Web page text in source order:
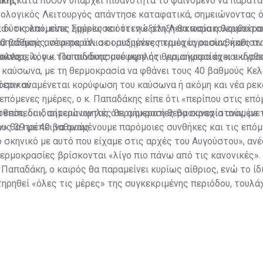
Λειτουργός απάντησε καταφατικά, σημειώνοντας
τις επόμενες ημέρες και ότι η εξέλιξη θα
ανέφερε ότι σε ορισμένες περιοχές οι συνθήκες
λόγω του συνδυασμού υψηλής θερμοκρασίας και
δύσκολα», είπε. Σημείωσε ότι ενώ στη Λευκωσία η
βαθμούς, στα παράλια οι αυξημένες τιμές υγρασίας
ο κ. Παπαδάκης ανέφερε ότι για σήμερα έχει
καύσωνα, με τη θερμοκρασία να φθάνει τους 40 βαθμούς
αναμένεται κορύφωση του καύσωνα ή ακόμη και νέα
ημέρες, ο κ. Παπαδάκης είπε ότι «περίπου στις
επίπεδα», σημειώνοντας ότι σήμερα η θερμοκρασία
39 με 40 βαθμούς.
οι ιδιαίτερα υψηλές θερμοκρασίες θα συνεχιστούν, με
θα πρέπει να αναμένουμε παρόμοιες συνθήκες και τις
σκηνικό με αυτό που είχαμε στις αρχές του Αυγούστου»,
βρίσκονται «λίγο πιο πάνω από τις κανονικές».
ο καιρός θα παραμείνει κυρίως αίθριος, ενώ το
«όλες τις μέρες» της συγκεκριμένης περιόδου,